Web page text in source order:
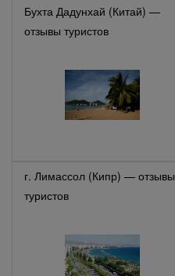
Бухта Дадунхай (Китай) —
отзывы туристов
г. Лимассол (Кипр) — отзывы
туристов